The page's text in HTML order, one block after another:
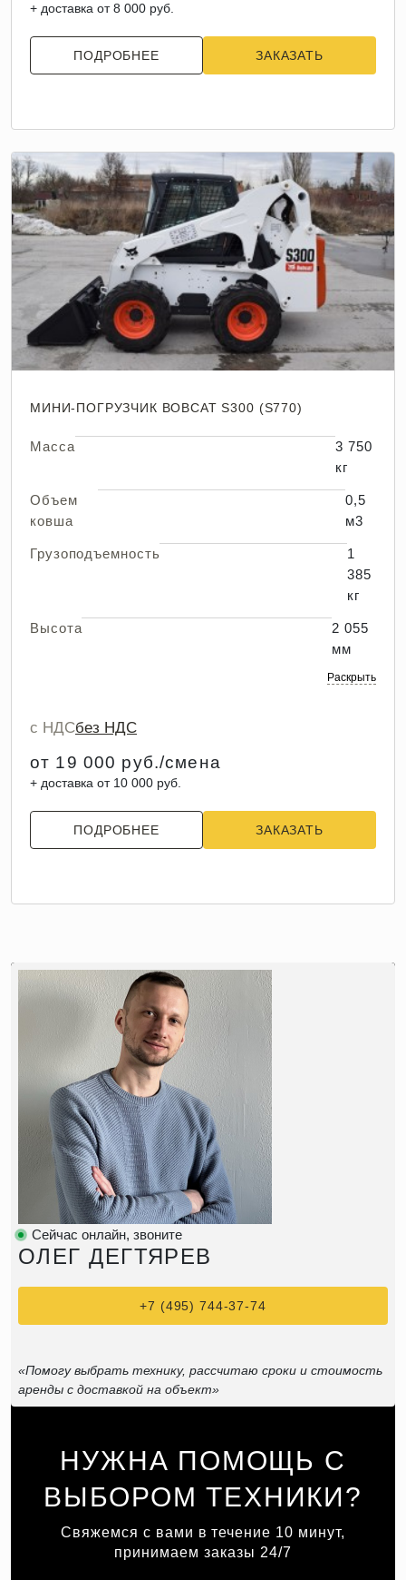
+ доставка от 8 000 руб.
ПОДРОБНЕЕ ЗАКАЗАТЬ
МИНИ-ПОГРУЗЧИК BOBCAT S300 (S770)
Масса
3 750
кг
Объем
ковша
0,5
м3
Грузоподъемность
1
385
кг
Высота
2 055
мм
Раскрыть
с НДСбез НДС
от 19 000 руб./смена
+ доставка от 10 000 руб.
ПОДРОБНЕЕ ЗАКАЗАТЬ
НУЖНА ПОМОЩЬ С
ВЫБОРОМ ТЕХНИКИ?
Свяжемся с вами в течение 10 минут,
принимаем заказы 24/7
Сейчас онлайн, звоните
ОЛЕГ ДЕГТЯРЕВ
+7 (495) 744-37-74
«Помогу выбрать технику, рассчитаю сроки и стоимость
аренды с доставкой на объект»